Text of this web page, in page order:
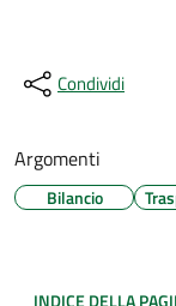
Condividi
Argomenti
Bilancio
INDICE DELLA